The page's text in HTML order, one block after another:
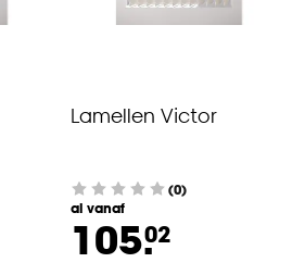
Lamellen Victor
(0)
al vanaf
105.02